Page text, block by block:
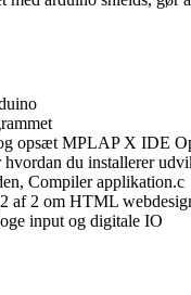
opsæt MPLAP X IDE
hvordan du installerer
Compiler
af 2 om HTML
input og digitale IO